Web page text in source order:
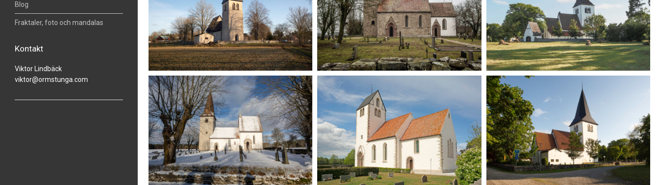
Blog
Fraktaler, foto och mandalas
Kontakt
Viktor Lindbäck
viktor@ormstunga.com